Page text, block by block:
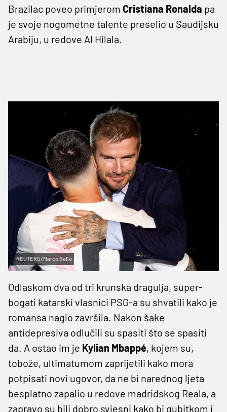
Brazilac poveo primjerom Cristiana Ronalda pa
je svoje nogometne talente preselio u Saudijsku
Arabiju, u redove Al Hilala.
REUTERS/Marco Bello
Odlaskom dva od tri krunska dragulja, super-
bogati katarski vlasnici PSG-a su shvatili kako je
romansa naglo završila. Nakon šake
antidepresiva odlučili su spasiti što se spasiti
da. A ostao im je Kylian Mbappé, kojem su,
tobože, ultimatumom zaprijetili kako mora
potpisati novi ugovor, da ne bi narednog ljeta
besplatno zapalio u redove madridskog Reala, a
zapravo su bili dobro svjesni kako bi gubitkom i